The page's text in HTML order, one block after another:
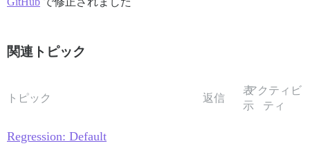
関連トピック
トピック 返信
表
示
アクティビ
ティ
Regression: Default